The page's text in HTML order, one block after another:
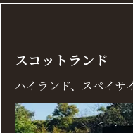
スコットランド
ハイランド、スペイサ